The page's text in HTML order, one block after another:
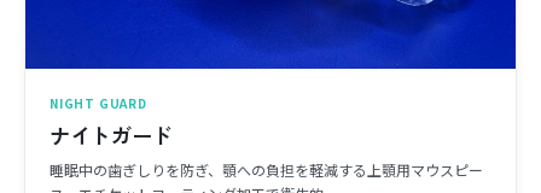
NIGHT GUARD
ナイトガード
睡眠中の歯ぎしりを防ぎ、顎への負担を軽減する上顎用マウスピー